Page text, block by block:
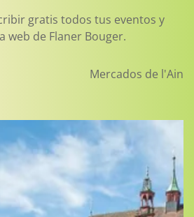
gratis todos tus eventos y
web de Flaner Bouger.
Mercados de l'Ain